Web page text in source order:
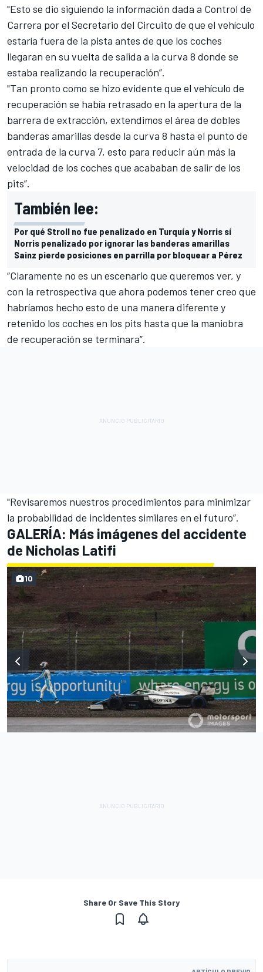
"Esto se dio siguiendo la información dada a Control de
Carrera por el Secretario del Circuito de que el vehículo
estaría fuera de la pista antes de que los coches
llegaran en su vuelta de salida a la curva 8 donde se
estaba realizando la recuperación”.
"Tan pronto como se hizo evidente que el vehículo de
recuperación se había retrasado en la apertura de la
barrera de extracción, extendimos el área de dobles
banderas amarillas desde la curva 8 hasta el punto de
entrada de la curva 7, esto para reducir aún más la
velocidad de los coches que acababan de salir de los
pits”.
También lee:
Por qué Stroll no fue penalizado en Turquía y Norris sí
Norris penalizado por ignorar las banderas amarillas
Sainz pierde posiciones en parrilla por bloquear a Pérez
“Claramente no es un escenario que queremos ver, y
con la retrospectiva que ahora podemos tener creo que
habríamos hecho esto de una manera diferente y
retenido los coches en los pits hasta que la maniobra
de recuperación se terminara”.
"Revisaremos nuestros procedimientos para minimizar
la probabilidad de incidentes similares en el futuro”.
GALERÍA: Más imágenes del accidente
de Nicholas Latifi
10
Share Or Save This Story